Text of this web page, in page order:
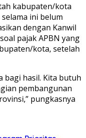
kabupaten/kota
ini belum
dengan Kanwil
pajak APBN yang
kota, setelah
bagi hasil. Kita butuh
pembangunan
pungkasnya